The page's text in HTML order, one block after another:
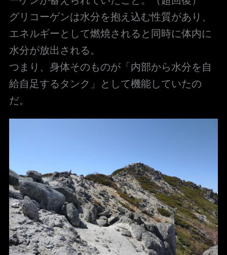
グリコーゲンは水分を抱え込む性質があり、
エネルギーとして燃焼されると同時に体内に
水分が放出される。
つまり、身体そのものが「内部から水分を自
給自足するタンク」として機能していたの
だ。